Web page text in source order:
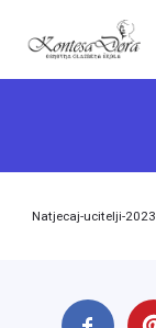
Natjecaj-ucitelji-2023.